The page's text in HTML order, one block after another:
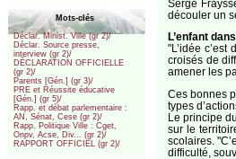
Mots-clés
Déclar. Minist. Ville (gr 2)/
Déclar. Source presse,
interview (gr 2)/
DÉCLARATION OFFICIELLE
(gr 2)/
Parents [Gén.] (gr 3)/
PRE et Réussite éducative
[Gén.] (gr 5)/
Rapp. et débat parlementaire :
AN, Sénat, Cese (gr 2)/
Rapp. Politique Ville : Cget,
Onpv, Acse, Div... (gr 2)/
RAPPORT OFFICIEL (gr 2)/
Serge
découler un
L’enfant
"L’idée
croisés de
amener les
Ces bonnes
types
Le principe
sur le
scolaires.
difficulté,